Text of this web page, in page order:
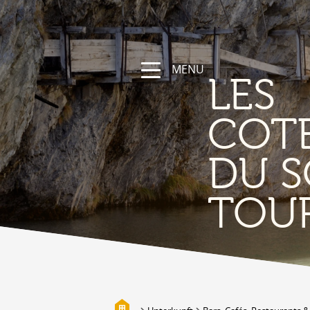
NATUR
Die Region
Wandern und Sportwege
Das Wallis mit Fahrrad und
Mountainbike
Biotope
MENU
LES
DU